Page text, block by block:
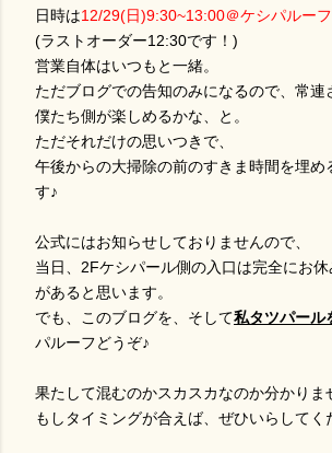
日時は12/29(日)9:30~13:00＠ケシパルーフ
(ラストオーダー12:30です！)
営業自体はいつもと一緒。
ただブログでの告知のみになるので、常連
僕たち側が楽しめるかな、と。
ただそれだけの思いつきで、
午後からの大掃除の前のすきま時間を埋め
す♪
公式にはお知らせしておりませんので、
当日、2Fケシパール側の入口は完全にお
があると思います。
でも、このブログを、そして私タツパール
パルーフどうぞ♪
果たして混むのかスカスカなのか分かりま
もしタイミングが合えば、ぜひいらしてく